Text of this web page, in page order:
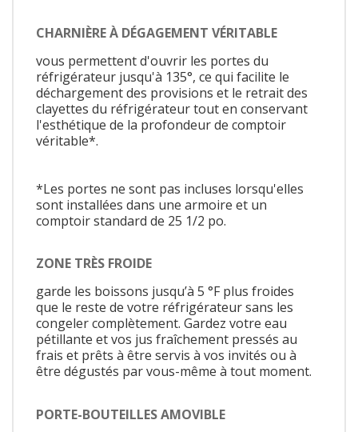
CHARNIÈRE À DÉGAGEMENT VÉRITABLE
vous permettent d'ouvrir les portes du
réfrigérateur jusqu'à 135°, ce qui facilite le
déchargement des provisions et le retrait des
clayettes du réfrigérateur tout en conservant
l'esthétique de la profondeur de comptoir
véritable*.
*Les portes ne sont pas incluses lorsqu'elles
sont installées dans une armoire et un
comptoir standard de 25 1/2 po.
ZONE TRÈS FROIDE
garde les boissons jusqu’à 5 °F plus froides
que le reste de votre réfrigérateur sans les
congeler complètement. Gardez votre eau
pétillante et vos jus fraîchement pressés au
frais et prêts à être servis à vos invités ou à
être dégustés par vous-même à tout moment.
PORTE-BOUTEILLES AMOVIBLE